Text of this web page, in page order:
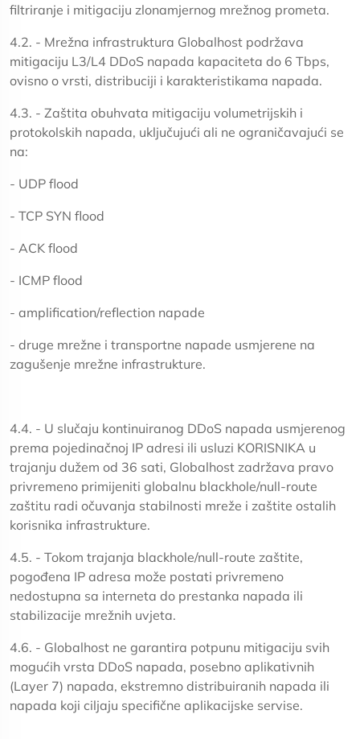
filtriranje i mitigaciju zlonamjernog mrežnog prometa.
4.2. - Mrežna infrastruktura Globalhost podržava
mitigaciju L3/L4 DDoS napada kapaciteta do 6 Tbps,
ovisno o vrsti, distribuciji i karakteristikama napada.
4.3. - Zaštita obuhvata mitigaciju volumetrijskih i
protokolskih napada, uključujući ali ne ograničavajući se
na:
- UDP flood
- TCP SYN flood
- ACK flood
- ICMP flood
- amplification/reflection napade
- druge mrežne i transportne napade usmjerene na
zagušenje mrežne infrastrukture.
4.4. - U slučaju kontinuiranog DDoS napada usmjerenog
prema pojedinačnoj IP adresi ili usluzi KORISNIKA u
trajanju dužem od 36 sati, Globalhost zadržava pravo
privremeno primijeniti globalnu blackhole/null-route
zaštitu radi očuvanja stabilnosti mreže i zaštite ostalih
korisnika infrastrukture.
4.5. - Tokom trajanja blackhole/null-route zaštite,
pogođena IP adresa može postati privremeno
nedostupna sa interneta do prestanka napada ili
stabilizacije mrežnih uvjeta.
4.6. - Globalhost ne garantira potpunu mitigaciju svih
mogućih vrsta DDoS napada, posebno aplikativnih
(Layer 7) napada, ekstremno distribuiranih napada ili
napada koji ciljaju specifične aplikacijske servise.